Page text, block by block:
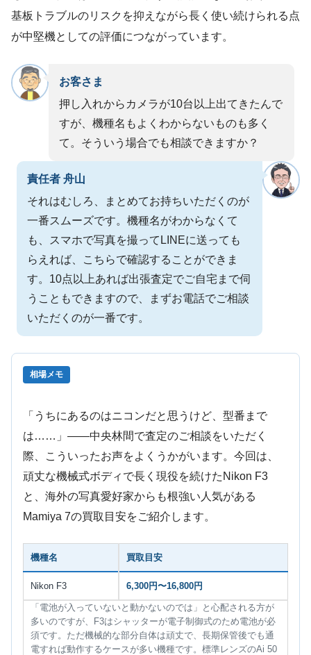
基板トラブルのリスクを抑えながら長く使い続けられる点
が中堅機としての評価につながっています。
お客さま
押し入れからカメラが10台以上出てきたんで
すが、機種名もよくわからないものも多く
て。そういう場合でも相談できますか？
責任者 舟山
それはむしろ、まとめてお持ちいただくのが
一番スムーズです。機種名がわからなくて
も、スマホで写真を撮ってLINEに送っても
らえれば、こちらで確認することができま
す。10点以上あれば出張査定でご自宅まで伺
うこともできますので、まずお電話でご相談
いただくのが一番です。
相場メモ
「うちにあるのはニコンだと思うけど、型番まで
は……」——中央林間で査定のご相談をいただく
際、こういったお声をよくうかがいます。今回は、
頑丈な機械式ボディで長く現役を続けたNikon F3
と、海外の写真愛好家からも根強い人気がある
Mamiya 7の買取目安をご紹介します。
機種名 買取目安
Nikon F3 6,300円〜16,800円
「電池が入っていないと動かないのでは」と心配される方が
多いのですが、F3はシャッターが電子制御式のため電池が必
須です。ただ機械的な部分自体は頑丈で、長期保管後でも通
電すれば動作するケースが多い機種です。標準レンズのAi 50